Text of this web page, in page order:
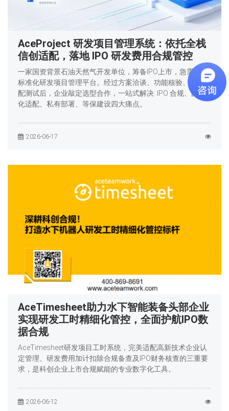
AceProject 研发项目管理系统：依托全栈
信创适配，落地 IPO 研发费用合规管控
一家国资背景石油天然气开发单位，筹备IPO上市，急需上线
标准化研发项目管理平台。经过方案洽谈、功能核验、环境适
配测试后，企业敲定选型合作，一站式解决: IPO 合规、国产
化适配、私有部署、等保建设四大痛点。
2026-06-17
AceTimesheet助力水下智能装备头部企业
实现研发工时精细化管控，全面护航IPO数
据合规
AceTimesheet研发项目工时系统，完美适配高新技术企业认
定管理、研发费用加计扣除合规备查及IPO财务核查的三重要
求，是科创企业上市合规赋能的专业数字化工具。
2026-06-12